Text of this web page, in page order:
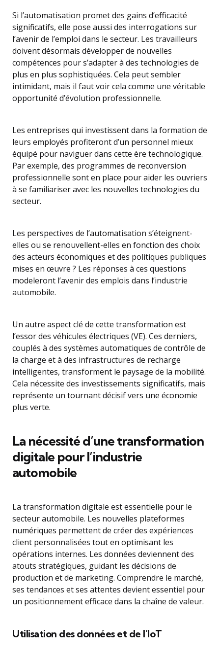
Si l’automatisation promet des gains d’efficacité
significatifs, elle pose aussi des interrogations sur
l’avenir de l’emploi dans le secteur. Les travailleurs
doivent désormais développer de nouvelles
compétences pour s’adapter à des technologies de
plus en plus sophistiquées. Cela peut sembler
intimidant, mais il faut voir cela comme une véritable
opportunité d’évolution professionnelle.
Les entreprises qui investissent dans la formation de
leurs employés profiteront d’un personnel mieux
équipé pour naviguer dans cette ère technologique.
Par exemple, des programmes de reconversion
professionnelle sont en place pour aider les ouvriers
à se familiariser avec les nouvelles technologies du
secteur.
Les perspectives de l’automatisation s’éteignent-
elles ou se renouvellent-elles en fonction des choix
des acteurs économiques et des politiques publiques
mises en œuvre ? Les réponses à ces questions
modeleront l’avenir des emplois dans l’industrie
automobile.
Un autre aspect clé de cette transformation est
l’essor des véhicules électriques (VE). Ces derniers,
couplés à des systèmes automatiques de contrôle de
la charge et à des infrastructures de recharge
intelligentes, transforment le paysage de la mobilité.
Cela nécessite des investissements significatifs, mais
représente un tournant décisif vers une économie
plus verte.
La nécessité d’une transformation
digitale pour l’industrie
automobile
La transformation digitale est essentielle pour le
secteur automobile. Les nouvelles plateformes
numériques permettent de créer des expériences
client personnalisées tout en optimisant les
opérations internes. Les données deviennent des
atouts stratégiques, guidant les décisions de
production et de marketing. Comprendre le marché,
ses tendances et ses attentes devient essentiel pour
un positionnement efficace dans la chaîne de valeur.
Utilisation des données et de l’IoT